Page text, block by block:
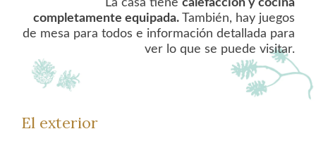
La casa tiene calefacción y cocina
completamente equipada. También, hay juegos
de mesa para todos e información detallada para
ver lo que se puede visitar.
El exterior